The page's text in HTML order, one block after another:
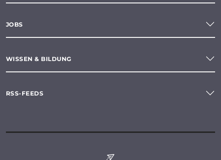
JOBS
WISSEN & BILDUNG
RSS-FEEDS